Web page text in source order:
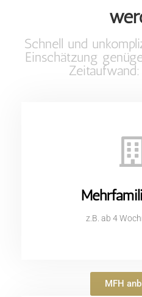
Schnell und
Einschätzung
z.B. ab 4
MFH